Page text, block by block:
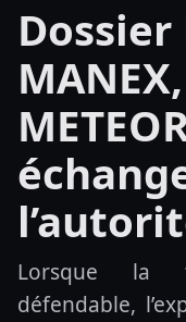
Dossier
Lorsque la
défendable,